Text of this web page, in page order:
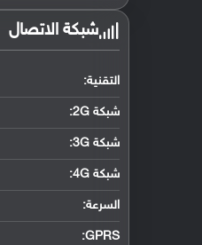
شبكة الاتصال
التقنية:
شبكة 2G:
شبكة 3G :
شبكة 4G :
السرعة:
GPRS: